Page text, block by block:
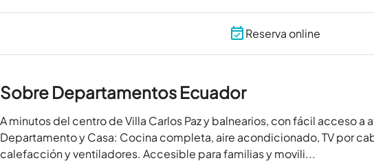
Reserva online
Sobre Departamentos Ecuador
A minutos del centro de Villa Carlos Paz y balnearios, con fácil acceso a
Departamento y Casa: Cocina completa, aire acondicionado, TV por
calefacción y ventiladores. Accesible para familias y movili...